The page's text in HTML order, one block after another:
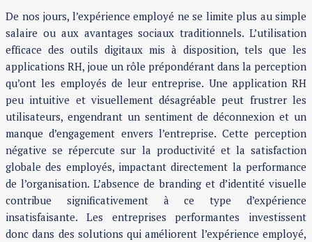
De nos jours, l’expérience employé ne se limite plus au simple
salaire ou aux avantages sociaux traditionnels. L’utilisation
efficace des outils digitaux mis à disposition, tels que les
applications RH, joue un rôle prépondérant dans la perception
qu’ont les employés de leur entreprise. Une application RH
peu intuitive et visuellement désagréable peut frustrer les
utilisateurs, engendrant un sentiment de déconnexion et un
manque d’engagement envers l’entreprise. Cette perception
négative se répercute sur la productivité et la satisfaction
globale des employés, impactant directement la performance
de l’organisation. L’absence de branding et d’identité visuelle
contribue significativement à ce type d’expérience
insatisfaisante. Les entreprises performantes investissent
donc dans des solutions qui améliorent l’expérience employé,